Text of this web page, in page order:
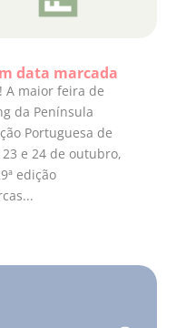
data marcada
A maior feira de
da Península
Portuguesa de
e 24 de outubro,
edição